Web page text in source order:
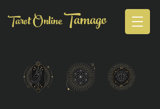
Tarot OnlineTamago